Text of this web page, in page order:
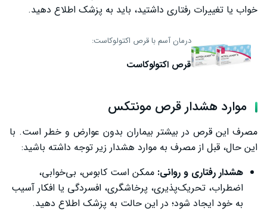
خواب یا تغییرات رفتاری داشتید، باید به پزشک اطلاع دهید.
درمان آسم با قرص اکتولوکاست:
قرص اکتولوکاست
موارد هشدار قرص مونتکس
مصرف این قرص در بیشتر بیماران بدون عوارض و خطر است. با
این حال، قبل از مصرف به موارد هشدار زیر توجه داشته باشید:
هشدار رفتاری و روانی: ممکن است کابوس، بی‌خوابی،
اضطراب، تحریک‌پذیری، پرخاشگری، افسردگی یا افکار آسیب
به خود ایجاد شود؛ در این حالت به پزشک اطلاع دهید.